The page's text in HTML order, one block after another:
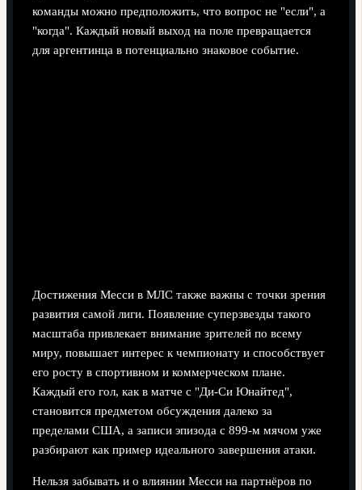
команды можно предположить, что вопрос не "если", а
"когда". Каждый новый выход на поле превращается
для аргентинца в потенциально знаковое событие.
Достижения Месси в МЛС также важны с точки зрения
развития самой лиги. Появление суперзвезды такого
масштаба привлекает внимание зрителей по всему
миру, повышает интерес к чемпионату и способствует
его росту в спортивном и коммерческом плане.
Каждый его гол, как в матче с "Ди-Си Юнайтед",
становится предметом обсуждения далеко за
пределами США, а записи эпизода с 899-м мячом уже
разбирают как пример идеального завершения атаки.
Нельзя забывать и о влиянии Месси на партнёров по